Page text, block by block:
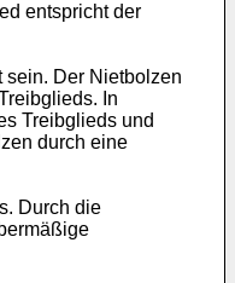
entspricht der
sein. Der Nietbolzen
In
Treibglieds und
durch eine
Durch die